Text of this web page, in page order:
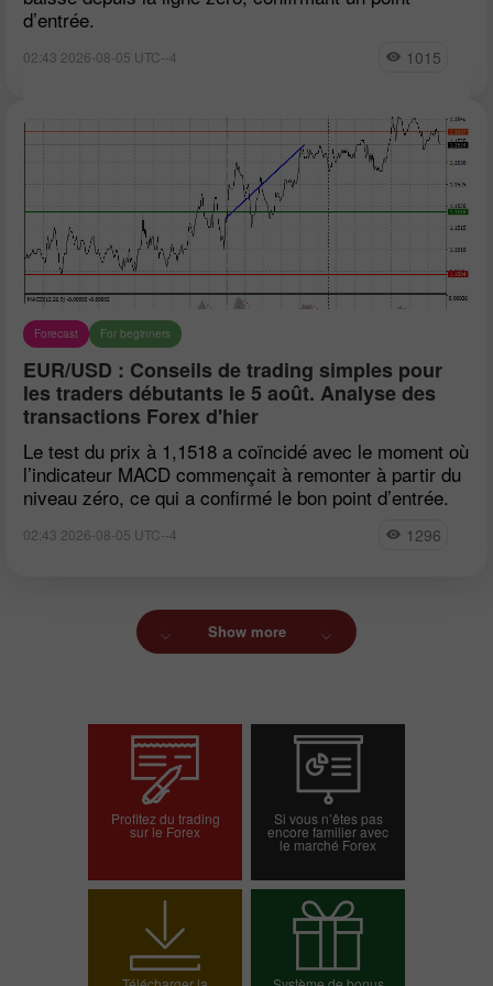
d’entrée.
02:43 2026-08-05 UTC--4 1015
Forecast For beginners
EUR/USD : Conseils de trading simples pour
les traders débutants le 5 août. Analyse des
transactions Forex d'hier
Le test du prix à 1,1518 a coïncidé avec le moment où
l’indicateur MACD commençait à remonter à partir du
niveau zéro, ce qui a confirmé le bon point d’entrée.
02:43 2026-08-05 UTC--4 1296
Show more
Profitez du trading
sur le Forex
Si vous n’êtes pas
encore familier avec
le marché Forex
Ouvrir un compte
démo